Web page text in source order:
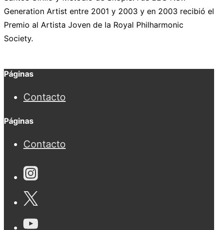
Generation Artist entre 2001 y 2003 y en 2003 recibió el
Premio al Artista Joven de la Royal Philharmonic
Society.
Páginas
Contacto
Páginas
Contacto